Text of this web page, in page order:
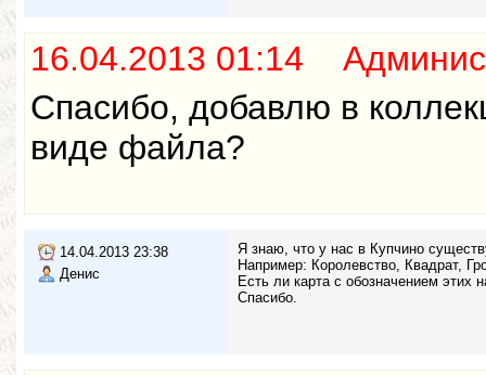
16.04.2013 01:14
Спасибо, добавлю в
виде файла?
14.04.2013 23:38
Денис
Я знаю, что у нас в Купчино
Например: Королевство, Квадрат,
Есть ли карта с обозначением этих
Спасибо.